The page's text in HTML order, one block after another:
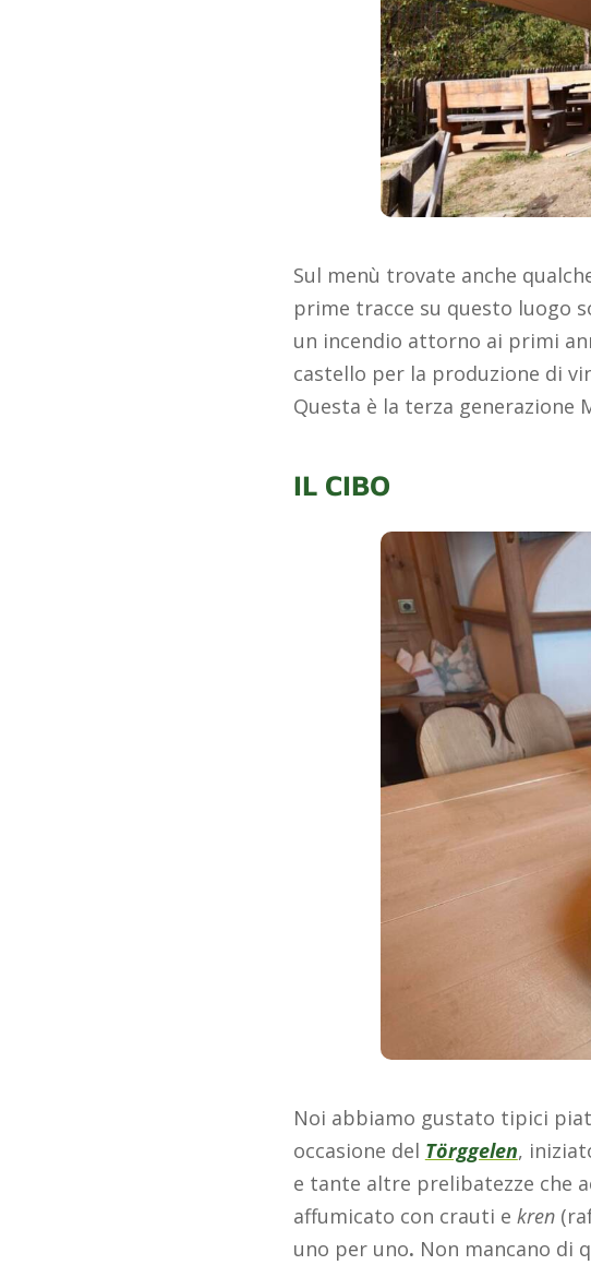
Sul menù trovate anche
prime tracce su questo luogo
un incendio attorno ai primi
castello per la produzione di
Questa è la terza generazione
IL CIBO
Noi abbiamo gustato tipici
occasione del Törggelen,
e tante altre prelibatezze che
affumicato con crauti e kren
uno per uno. Non mancano di